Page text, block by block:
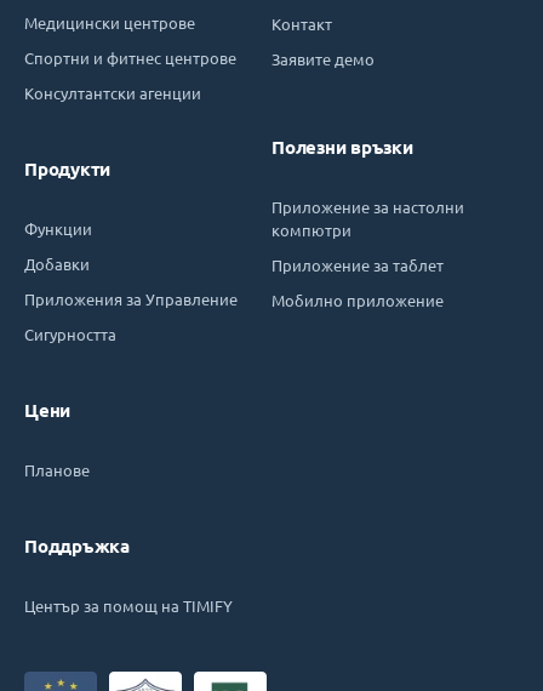
Медицински центрове
Спортни и фитнес центрове
Консултантски агенции
Продукти
Функции
Добавки
Приложения за Управление
Сигурността
Цени
Планове
Поддръжка
Център за помощ на TIMIFY
Контакт
Заявите демо
Полезни връзки
Приложение за настолни
компютри
Приложение за таблет
Мобилно приложение